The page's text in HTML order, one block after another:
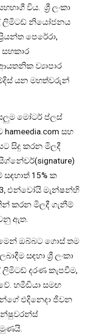
විය. ශ්‍රී ලංකා
ලිමිටඩ් නියෝජනය
පෙරේරා,
ව්‍යාපාර
යන මහත්වරුන්
මෝටර් ප්ලස්
සහ
සිදු කරන මිලදී
15% ක
එන්වෝයි මැන්ෂන්හි
කරන මිලදී ගැනීම්
ඇත.
ඔබ්බට ගොස් තම
සඳහා ශ්‍රී ලංකා
දරණ කැපවීම,
හමීඩියා සමඟ
එදිනෙදා ජීවන